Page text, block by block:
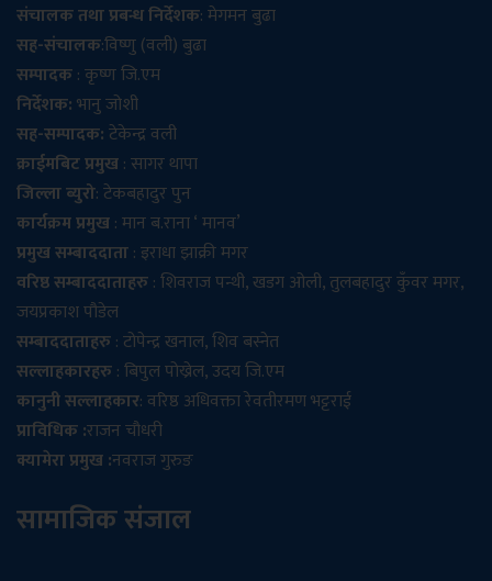
संचालक तथा प्रबन्ध निर्देशक: मेगमन बुढा
सह-संचालक:विष्णु (वली) बुढा
सम्पादक: कृष्ण जि.एम
निर्देशक:भानु जोशी
सह-सम्पादक:टेकेन्द्र वली
क्राईमबिट प्रमुख: सागर थापा
जिल्ला ब्युरो: टेकबहादुर पुन
कार्यक्रम प्रमुख: मान ब.राना ‘ मानव’
प्रमुख सम्बाददाता: इराधा झाक्री मगर
वरिष्ठ सम्बाददाताहरु: शिवराज पन्थी, खडग ओली, तुलबहादुर कुँवर मगर,
जयप्रकाश पौडेल
सम्बाददाताहरु: टोपेन्द्र खनाल, शिव बस्नेत
सल्लाहकारहरु: बिपुल पोख्रेल, उदय जि.एम
कानुनी सल्लाहकार: वरिष्ठ अधिवक्ता रेवतीरमण भट्टराई
प्राविधिक :राजन चौधरी
क्यामेरा प्रमुख :नवराज गुरुङ
सामाजिक संजाल